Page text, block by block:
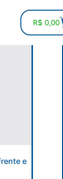
R$ 0,00
e